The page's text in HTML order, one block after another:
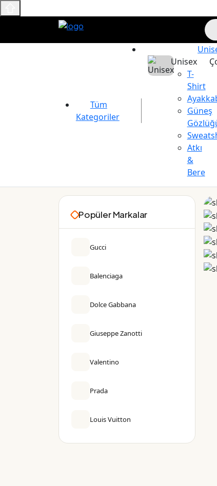
Tüm
Kategoriler
Unisex
T-
Shirt
Güneş
Atkı
&
Bere
Maslak Outlet
Popüler Markalar
Gucci
Balenciaga
Dolce Gabbana
Giuseppe Zanotti
Valentino
Prada
Louis Vuitton